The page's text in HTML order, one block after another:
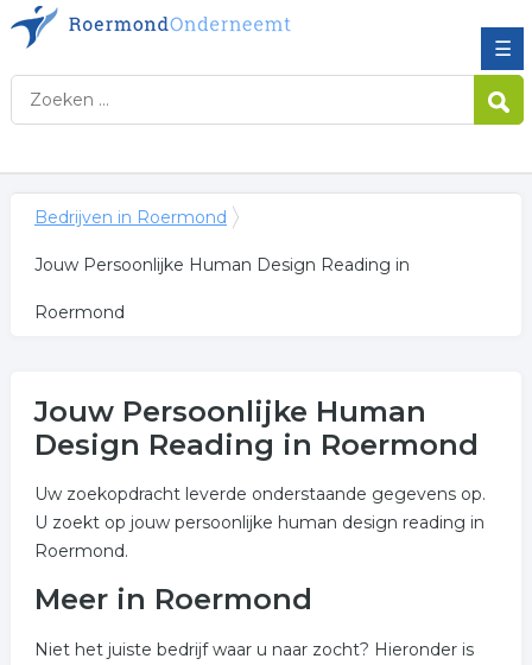
☰
Bedrijven in Roermond
Jouw Persoonlijke Human Design Reading in
Roermond
Jouw Persoonlijke Human
Design Reading in Roermond
Uw zoekopdracht leverde onderstaande gegevens op.
U zoekt op jouw persoonlijke human design reading in
Roermond.
Meer in Roermond
Niet het juiste bedrijf waar u naar zocht? Hieronder is